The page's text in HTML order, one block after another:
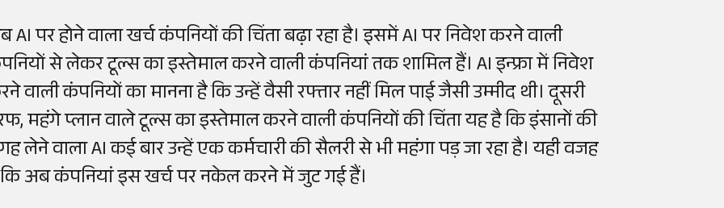
AI पर होने वाला खर्च कंपनियों की चिंता बढ़ा रहा है। इसमें AI पर निवेश करने वाली
से लेकर टूल्स का इस्तेमाल करने वाली कंपनियां तक शामिल हैं। AI इन्फ्रा में निवेश
वाली कंपनियों का मानना है कि उन्हें वैसी रफ्तार नहीं मिल पाई जैसी उम्मीद थी। दूसरी
महंगे प्लान वाले टूल्स का इस्तेमाल करने वाली कंपनियों की चिंता यह है कि इंसानों की
लेने वाला AI कई बार उन्हें एक कर्मचारी की सैलरी से भी महंगा पड़ जा रहा है। यही वजह
अब कंपनियां इस खर्च पर नकेल करने में जुट गई हैं।